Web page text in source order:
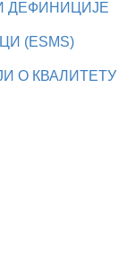
ДЕФИНИЦИЈЕ
(ESMS)
О КВАЛИТЕТУ